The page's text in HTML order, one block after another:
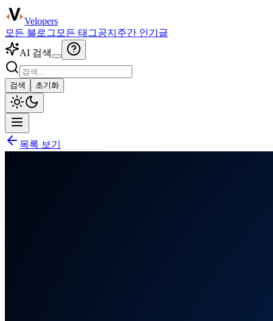
Velopers
모든 블로그 모든 태그공지 주간 인기글
AI 검색
검색 초기화
목록 보기